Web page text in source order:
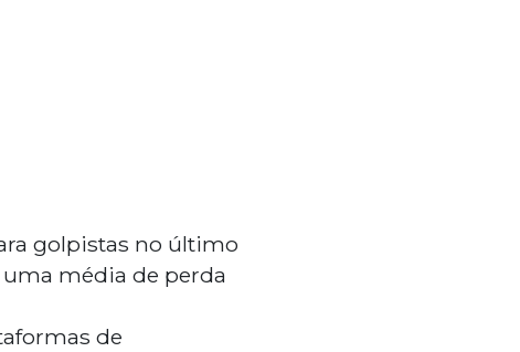
golpistas no último
média de perda
de